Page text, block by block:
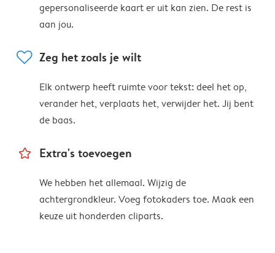
gepersonaliseerde kaart er uit kan zien. De rest is
aan jou.
heart Zeg het zoals je wilt
Elk ontwerp heeft ruimte voor tekst: deel het op,
verander het, verplaats het, verwijder het. Jij bent
de baas.
star_outline Extra's toevoegen
We hebben het allemaal. Wijzig de
achtergrondkleur. Voeg fotokaders toe. Maak een
keuze uit honderden cliparts.